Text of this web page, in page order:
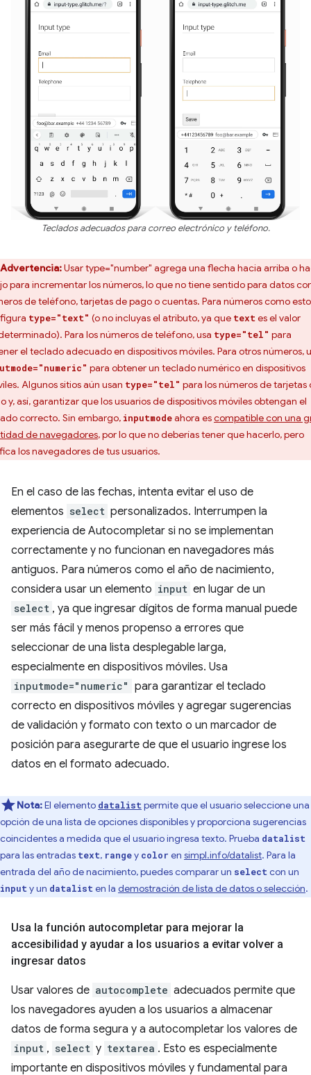
Teclados adecuados para correo electrónico y teléfono.
Advertencia:Usar type="number" agrega una flecha hacia arriba o
para incrementar los números, lo que no tiene sentido para datos
de teléfono, tarjetas de pago o cuentas. Para números como
type="text" (o no incluyas el atributo, ya que textes el valor
Para los números de teléfono, usa type="tel" para
el teclado adecuado en dispositivos móviles. Para otros números,
para obtener un teclado numérico en dispositivos
Algunos sitios aún usan type="tel" para los números de tarjetas
y, así, garantizar que los usuarios de dispositivos móviles obtengan el
correcto. Sin embargo, inputmodeahora escompatible con una
de navegadores, por lo que no deberías tener que hacerlo, pero
los navegadores de tus usuarios.
En el caso de las fechas, intenta evitar el uso de
elementos select personalizados. Interrumpen la
experiencia de Autocompletar si no se implementan
correctamente y no funcionan en navegadores más
antiguos. Para números como el año de nacimiento,
considera usar un elemento input en lugar de un
select , ya que ingresar dígitos de forma manual puede
ser más fácil y menos propenso a errores que
seleccionar de una lista desplegable larga,
especialmente en dispositivos móviles. Usa
inputmode="numeric" para garantizar el teclado
correcto en dispositivos móviles y agregar sugerencias
de validación y formato con texto o un marcador de
posición para asegurarte de que el usuario ingrese los
datos en el formato adecuado.
Nota:El elemento datalistpermite que el usuario seleccione una
opción de una lista de opciones disponibles y proporciona sugerencias
coincidentes a medida que el usuario ingresa texto. Prueba datalist
para las entradas text, rangey color en simpl.info/datalist. Para la
entrada del año de nacimiento, puedes comparar un selectcon un
inputy un datalisten la demostración de lista de datos o selección.
Usa la función autocompletar para mejorar la
accesibilidad y ayudar a los usuarios a evitar volver a
ingresar datos
Usar valores de autocomplete adecuados permite que
los navegadores ayuden a los usuarios a almacenar
datos de forma segura y a autocompletar los valores de
input , select y textarea . Esto es especialmente
importante en dispositivos móviles y fundamental para